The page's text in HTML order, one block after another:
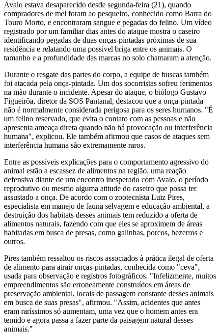
Avalo estava desaparecido desde segunda-feira (21), quando
compradores de mel foram ao pesqueiro, conhecido como Barra do
Touro Morto, e encontraram sangue e pegadas do felino. Um vídeo
registrado por um familiar dias antes do ataque mostra o caseiro
identificando pegadas de duas onças-pintadas próximas de sua
residência e relatando uma possível briga entre os animais. O
tamanho e a profundidade das marcas no solo chamaram a atenção.
Durante o resgate das partes do corpo, a equipe de buscas também
foi atacada pela onça-pintada. Um dos socorristas sofreu ferimentos
na mão durante o incidente. Apesar do ataque, o biólogo Gustavo
Figueirôa, diretor da SOS Pantanal, destacou que a onça-pintada
não é normalmente considerada perigosa para os seres humanos. "É
um felino reservado, que evita o contato com as pessoas e não
apresenta ameaça direta quando não há provocação ou interferência
humana", explicou. Ele também afirmou que casos de ataques sem
interferência humana são extremamente raros.
Entre as possíveis explicações para o comportamento agressivo do
animal estão a escassez de alimentos na região, uma reação
defensiva diante de um encontro inesperado com Avalo, o período
reprodutivo ou mesmo alguma atitude do caseiro que possa ter
assustado a onça. De acordo com o zootecnista Luiz Pires,
especialista em manejo de fauna selvagem e educação ambiental, a
destruição dos habitats desses animais tem reduzido a oferta de
alimentos naturais, fazendo com que eles se aproximem de áreas
habitadas em busca de presas, como galinhas, porcos, bezerros e
outros.
Pires também ressaltou os riscos associados à prática ilegal de oferta
de alimento para atrair onças-pintadas, conhecida como "ceva",
usada para observação e registros fotográficos. "Infelizmente, muitos
empreendimentos são erroneamente construídos em áreas de
preservação ambiental, locais de passagem constante desses animais
em busca de suas presas", afirmou. "Assim, acidentes que antes
eram raríssimos só aumentam, uma vez que o homem antes era
temido e agora passa a fazer parte da paisagem natural desses
animais."